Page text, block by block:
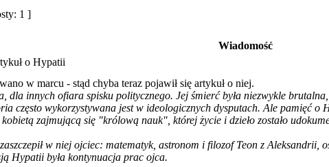
1 ]
Wiadomość
o Hypatii
w marcu - stąd chyba teraz pojawił się artykuł o niej.
dla innych ofiara spisku politycznego. Jej śmierć była niezwykle
często wykorzystywana jest w ideologicznych dysputach. Ale pamięć o
zajmującą się "królową nauk", której życie i dzieło zostało
w niej ojciec: matematyk, astronom i filozof Teon z
Hypatii była kontynuacja prac ojca.